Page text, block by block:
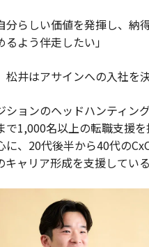
分らしい価値を発揮し、納
よう伴走したい」
井はアサインへの入社を
ションのヘッドハンティン
で1,000名以上の転職支援
、20代後半から40代の
ャリア形成を支援している